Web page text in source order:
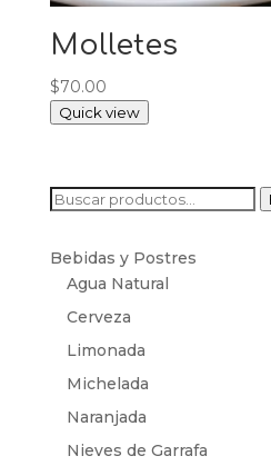
Molletes
$70.00
Quick view
Buscar
Bebidas y Postres
Agua Natural
Cerveza
Limonada
Michelada
Naranjada
Nieves de Garrafa